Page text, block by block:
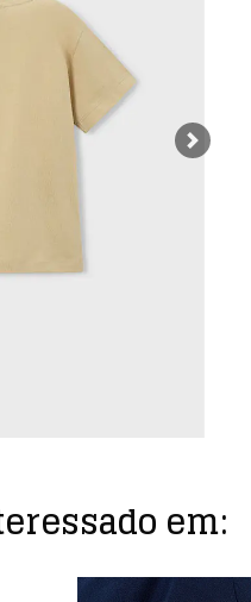
Next
em: